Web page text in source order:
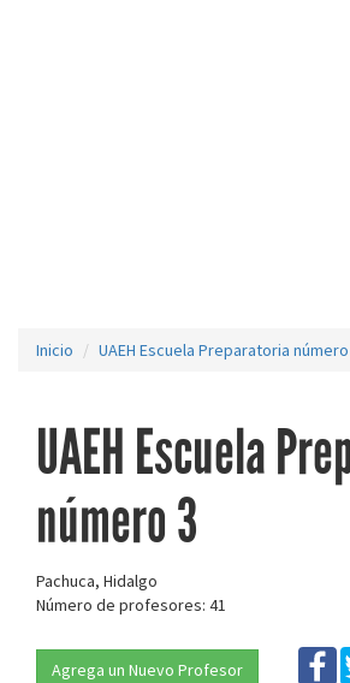
Inicio UAEH Escuela Preparatoria
UAEH Escuela
número 3
Pachuca, Hidalgo
Número de profesores: 41
Agrega un Nuevo Profesor